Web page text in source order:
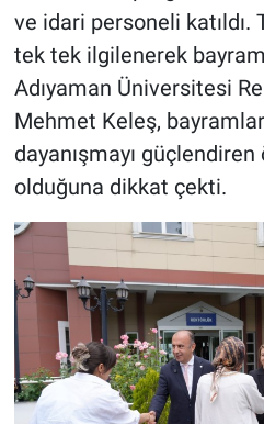
ve idari personeli katıldı.
tek tek ilgilenerek
Adıyaman Üniversitesi
Mehmet Keleş,
dayanışmayı
olduğuna dikkat çekti.